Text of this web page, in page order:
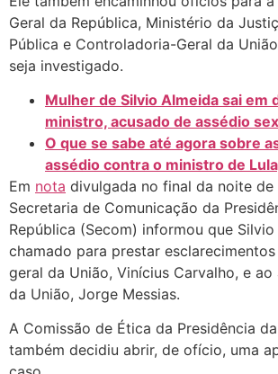
Geral da República, Ministério da
Pública e Controladoria-Geral da
seja investigado.
Mulher de Silvio Almeida sai em
ministro, acusado de assédio
O que se sabe até agora sobre
assédio contra o ministro de
Em nota divulgada no final da noite de
Secretaria de Comunicação da
República (Secom) informou que
chamado para prestar
geral da União, Vinícius Carvalho, e
da União, Jorge Messias.
A Comissão de Ética da Presidência
também decidiu abrir, de ofício, uma